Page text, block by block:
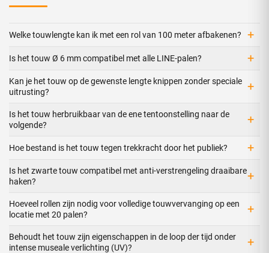
Welke touwlengte kan ik met een rol van 100 meter afbakenen? +
Is het touw Ø 6 mm compatibel met alle LINE-palen? +
Kan je het touw op de gewenste lengte knippen zonder speciale
uitrusting?
+
Is het touw herbruikbaar van de ene tentoonstelling naar de
volgende?
+
Hoe bestand is het touw tegen trekkracht door het publiek? +
Is het zwarte touw compatibel met anti-verstrengeling draaibare
haken?
+
Hoeveel rollen zijn nodig voor volledige touwvervanging op een
locatie met 20 palen?
+
Behoudt het touw zijn eigenschappen in de loop der tijd onder
intense museale verlichting (UV)?
+